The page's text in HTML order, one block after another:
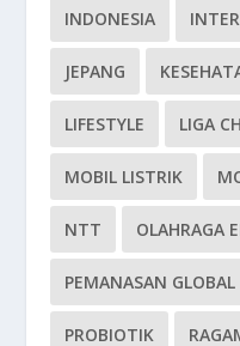
INDONESIA
JEPANG
LIFESTYLE LIGA
MOBIL LISTRIK
NTT OLAHRAGA
PEMANASAN GLOBAL
PROBIOTIK